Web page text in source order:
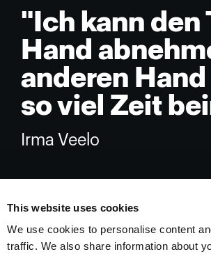
This website uses cookies
We use cookies to personalise content
traffic. We also share information about
"Ich kann den
Hand
anderen
so viel Zeit
Irma Veelo